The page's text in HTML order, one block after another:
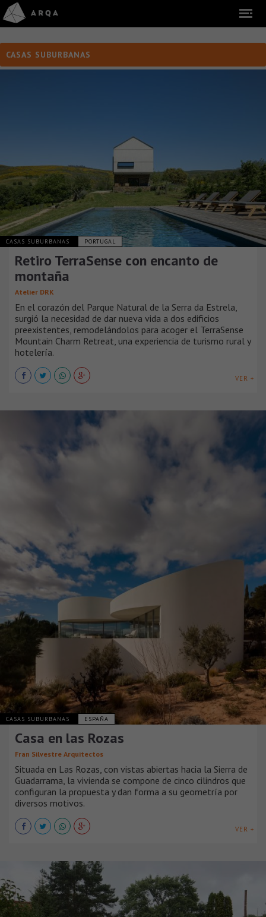
CASAS SUBURBANAS
CASAS SUBURBANAS PORTUGAL
Retiro TerraSense con encanto de
montaña
Atelier DRK
En el corazón del Parque Natural de la Serra da Estrela,
surgió la necesidad de dar nueva vida a dos edificios
preexistentes, remodelándolos para acoger el TerraSense
Mountain Charm Retreat, una experiencia de turismo rural y
hotelería.
VER +
CASAS SUBURBANAS ESPAÑA
Casa en las Rozas
Fran Silvestre Arquitectos
Situada en Las Rozas, con vistas abiertas hacia la Sierra de
Guadarrama, la vivienda se compone de cinco cilindros que
configuran la propuesta y dan forma a su geometría por
diversos motivos.
VER +